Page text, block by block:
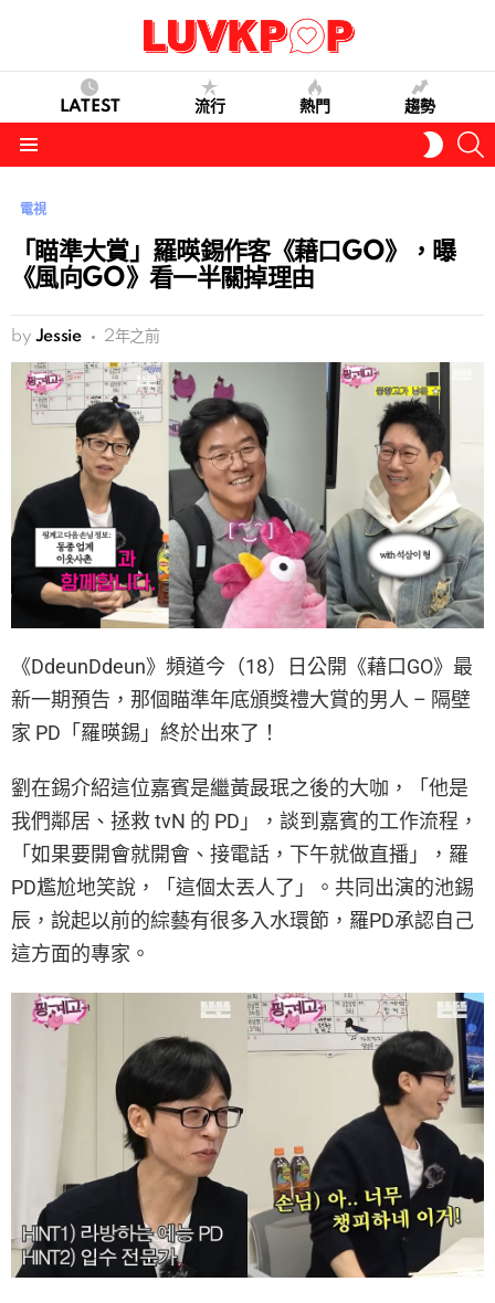
LATEST 流行 熱門 趨勢
SKIN
電視
「瞄準大賞」羅暎錫作客《藉口GO》，曝
《風向GO》看一半關掉理由
by Jessie 2年之前
《DdeunDdeun》頻道今（18）日公開《藉口GO》最
新一期預告，那個瞄準年底頒獎禮大賞的男人 – 隔壁
家 PD「羅暎錫」終於出來了！
劉在錫介紹這位嘉賓是繼黃晸珉之後的大咖，「他是
我們鄰居、拯救 tvN 的 PD」，談到嘉賓的工作流程，
「如果要開會就開會、接電話，下午就做直播」，羅
PD尷尬地笑說，「這個太丟人了」。共同出演的池錫
辰，說起以前的綜藝有很多入水環節，羅PD承認自己
這方面的專家。